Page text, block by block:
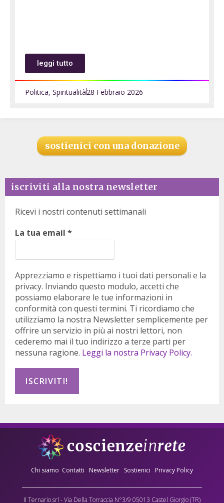
leggi tutto
Politica, Spiritualità28 Febbraio 2026
sostienici con una donazione
iscriviti alla nostra newsletter
Ricevi i nostri contenuti settimanali
La tua email *
Apprezziamo e rispettiamo i tuoi dati personali e la
privacy. Inviando questo modulo, accetti che
possiamo elaborare le tue informazioni in
conformità con questi termini. Ti ricordiamo che
utilizziamo la nostra Newsletter semplicemente per
offrire un servizio in più ai nostri lettori, non
cederemo mai il tuo indirizzo a terze parti per
nessuna ragione. Leggi la nostra Privacy Policy.
Chi siamo Contatti Newsletter Sostienici Privacy Policy
Il Ternario srl - Via Della Torraccia N°3/9 05013 Castel Giorgio (TR)